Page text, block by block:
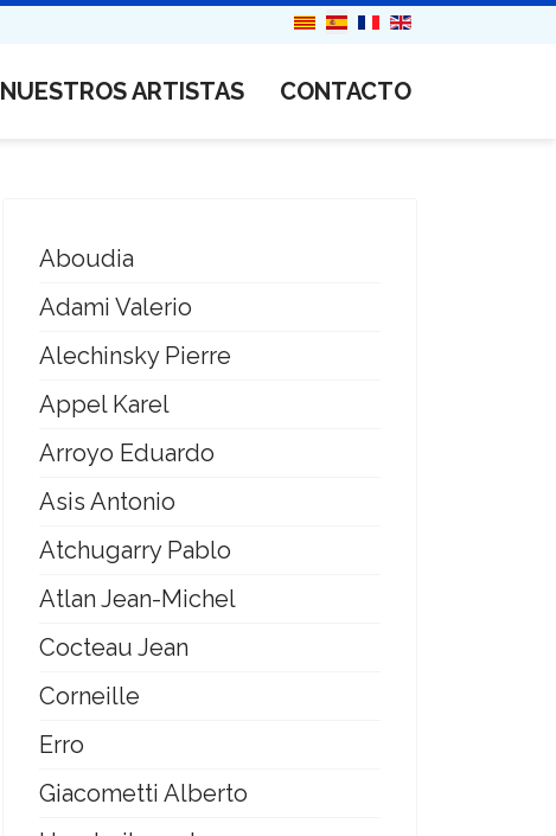
NUESTROS ARTISTAS CONTACTO
Aboudia
Adami Valerio
Alechinsky Pierre
Appel Karel
Arroyo Eduardo
Asis Antonio
Atchugarry Pablo
Atlan Jean-Michel
Cocteau Jean
Corneille
Erro
Giacometti Alberto